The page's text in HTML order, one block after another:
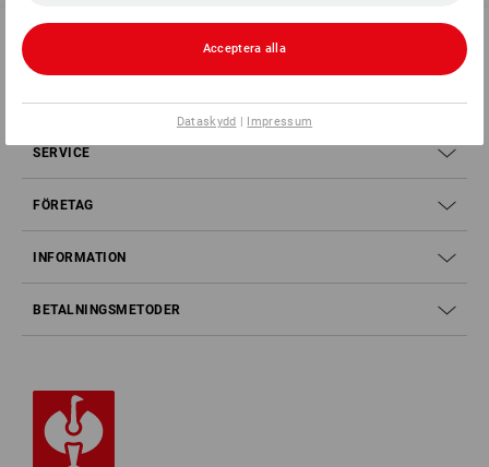
SERVICE 040 694 90 01
SERVICE
FÖRETAG
INFORMATION
BETALNINGSMETODER
Acceptera alla
Dataskydd | Impressum